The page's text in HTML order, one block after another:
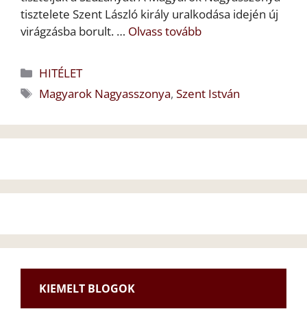
tisztelete Szent László király uralkodása idején új
virágzásba borult. … Olvass tovább
Kategória
HITÉLET
Címkék
Magyarok Nagyasszonya,Szent István
KIEMELT BLOGOK